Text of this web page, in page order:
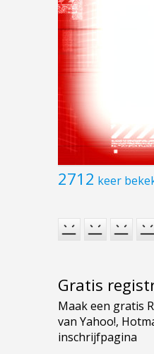
2712 keer
Gratis